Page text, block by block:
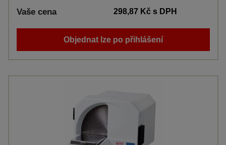
Vaše cena 298,87 Kčs DPH
Objednat lze po přihlášení